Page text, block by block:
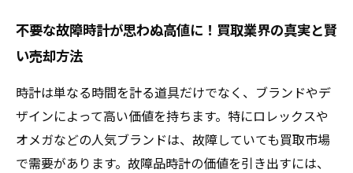
不要な故障時計が思わぬ高値に！買取業界の真実と賢
い売却方法
時計は単なる時間を計る道具だけでなく、ブランドやデ
ザインによって高い価値を持ちます。特にロレックスや
オメガなどの人気ブランドは、故障していても買取市場
で需要があります。故障品時計の価値を引き出すには、